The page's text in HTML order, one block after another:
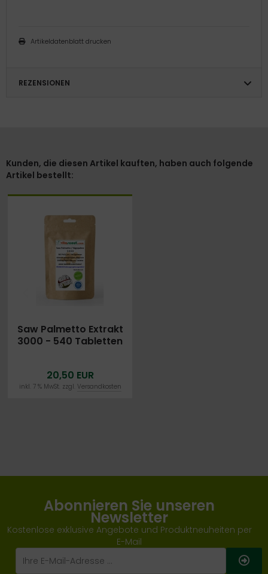
Artikeldatenblatt drucken
REZENSIONEN
Kunden, die diesen Artikel kauften, haben auch folgende
Artikel bestellt:
Saw Palmetto Extrakt
3000 - 540 Tabletten
MAGNESIUMSTEARAT
20,50 EUR
inkl. 7 % MwSt. zzgl. Versandkosten
Abonnieren Sie unseren
Newsletter
Kostenlose exklusive Angebote und Produktneuheiten per
E-Mail